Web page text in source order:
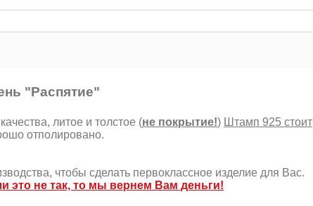
"Распятие"
литое и толстое (не покрытие!) Штамп 925 стоит
отполировано.
чтобы сделать первоклассное изделие для Вас.
это не так, то мы вернем Вам деньги!